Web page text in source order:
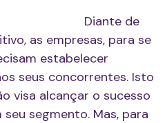
Diante de
as empresas, para se
estabelecer
seus concorrentes. Isto
visa alcançar o sucesso
segmento. Mas, para